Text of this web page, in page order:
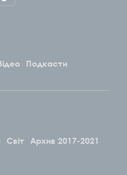
Подкасти
Світ Архив 2017-2021